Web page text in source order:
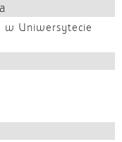
w Uniwersytecie